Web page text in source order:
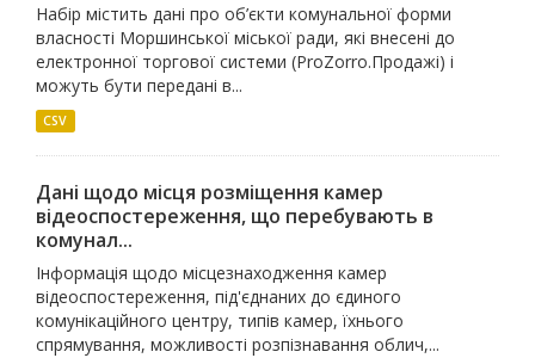
Набір містить дані про об’єкти комунальної форми
власності Моршинської міської ради, які внесені до
електронної торгової системи (ProZorro.Продажі) і
можуть бути передані в...
CSV
Дані щодо місця розміщення камер
відеоспостереження, що перебувають в
комунал...
Інформація щодо місцезнаходження камер
відеоспостереження, під'єднаних до єдиного
комунікаційного центру, типів камер, їхнього
спрямування, можливості розпізнавання облич,...